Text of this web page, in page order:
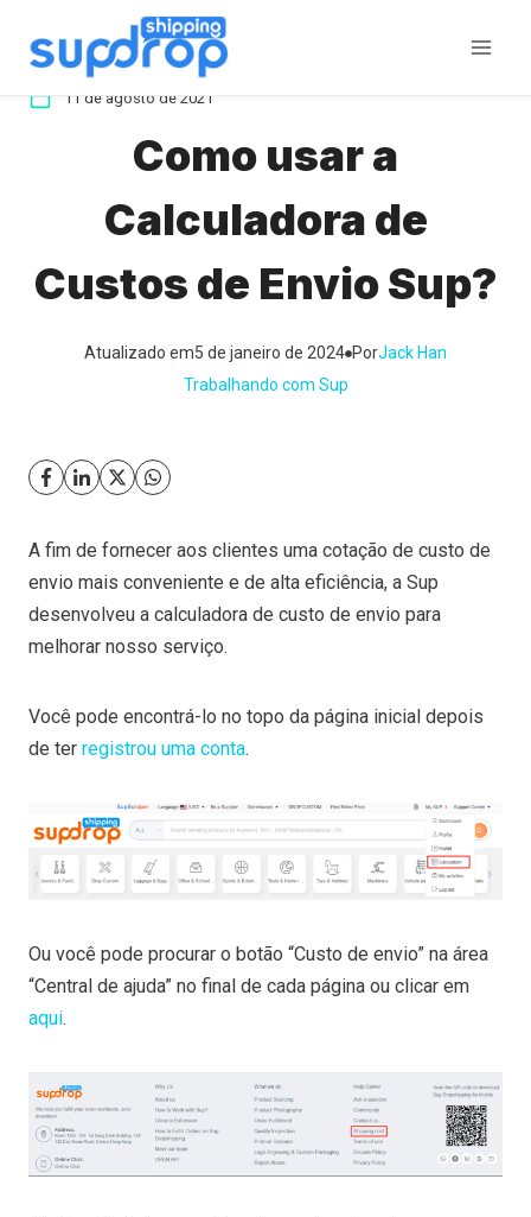
para
conteúdo
11 de agosto de 2021
Como usar a
Calculadora de
Custos de Envio Sup?
Atualizado em5 de janeiro de 2024 PorJack Han
Trabalhando com Sup
A fim de fornecer aos clientes uma cotação de custo de
envio mais conveniente e de alta eficiência, a Sup
desenvolveu a calculadora de custo de envio para
melhorar nosso serviço.
Você pode encontrá-lo no topo da página inicial depois
de ter registrou uma conta.
Ou você pode procurar o botão “Custo de envio” na área
“Central de ajuda” no final de cada página ou clicar em
aqui.